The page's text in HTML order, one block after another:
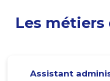
Les métiers
Assistant